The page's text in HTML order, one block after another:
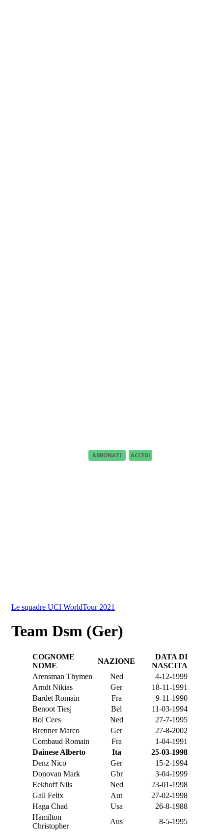
ABBONATI ACCEDI
Le squadre UCI WorldTour 2021
Team Dsm (Ger)
COGNOME
NOME
NAZIONE
DATA DI
NASCITA
Arensman Thymen
Ned
4-12-1999
Arndt Nikias
Ger
18-11-1991
Bardet Romain
Fra
9-11-1990
Benoot Tiesj
Bel
11-03-1994
Bol Cees
Ned
27-7-1995
Brenner Marco
Ger
27-8-2002
Combaud Romain
Fra
1-04-1991
Dainese Alberto
Ita
25-03-1998
Denz Nico
Ger
15-2-1994
Donovan Mark
Gbr
3-04-1999
Eekhoff Nils
Ned
23-01-1998
Gall Felix
Aut
27-02-1998
Haga Chad
Usa
26-8-1988
Hamilton
Christopher
Aus 8-5-1995